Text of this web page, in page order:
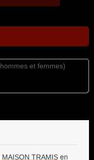
MAISON TRAMIS en